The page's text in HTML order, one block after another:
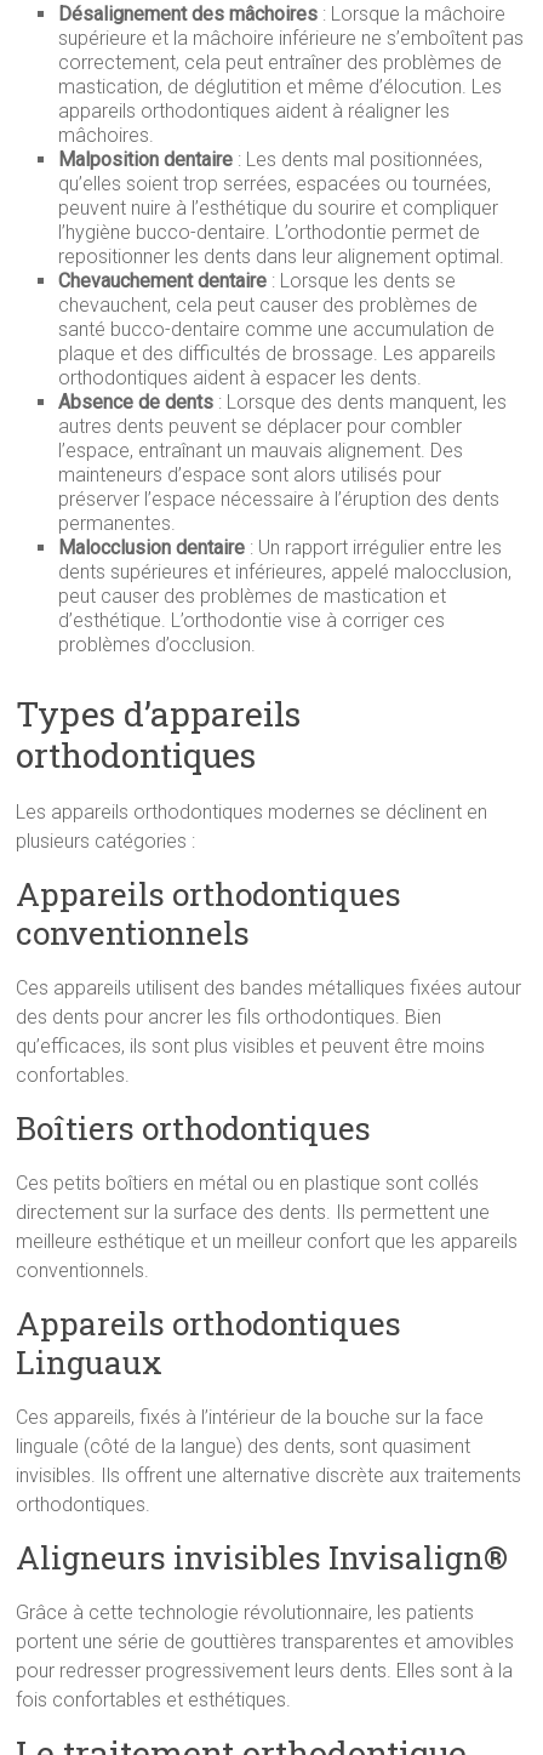
Désalignement des mâchoires : Lorsque la mâchoire
supérieure et la mâchoire inférieure ne s’emboîtent pas
correctement, cela peut entraîner des problèmes de
mastication, de déglutition et même d’élocution. Les
appareils orthodontiques aident à réaligner les
mâchoires.
Malposition dentaire : Les dents mal positionnées,
qu’elles soient trop serrées, espacées ou tournées,
peuvent nuire à l’esthétique du sourire et compliquer
l’hygiène bucco-dentaire. L’orthodontie permet de
repositionner les dents dans leur alignement optimal.
Chevauchement dentaire : Lorsque les dents se
chevauchent, cela peut causer des problèmes de
santé bucco-dentaire comme une accumulation de
plaque et des difficultés de brossage. Les appareils
orthodontiques aident à espacer les dents.
Absence de dents : Lorsque des dents manquent, les
autres dents peuvent se déplacer pour combler
l’espace, entraînant un mauvais alignement. Des
mainteneurs d’espace sont alors utilisés pour
préserver l’espace nécessaire à l’éruption des dents
permanentes.
Malocclusion dentaire : Un rapport irrégulier entre les
dents supérieures et inférieures, appelé malocclusion,
peut causer des problèmes de mastication et
d’esthétique. L’orthodontie vise à corriger ces
problèmes d’occlusion.
Types d’appareils
orthodontiques
Les appareils orthodontiques modernes se déclinent en
plusieurs catégories :
Appareils orthodontiques
conventionnels
Ces appareils utilisent des bandes métalliques fixées autour
des dents pour ancrer les fils orthodontiques. Bien
qu’efficaces, ils sont plus visibles et peuvent être moins
confortables.
Boîtiers orthodontiques
Ces petits boîtiers en métal ou en plastique sont collés
directement sur la surface des dents. Ils permettent une
meilleure esthétique et un meilleur confort que les appareils
conventionnels.
Appareils orthodontiques
Linguaux
Ces appareils, fixés à l’intérieur de la bouche sur la face
linguale (côté de la langue) des dents, sont quasiment
invisibles. Ils offrent une alternative discrète aux traitements
orthodontiques.
Aligneurs invisibles Invisalign®
Grâce à cette technologie révolutionnaire, les patients
portent une série de gouttières transparentes et amovibles
pour redresser progressivement leurs dents. Elles sont à la
fois confortables et esthétiques.